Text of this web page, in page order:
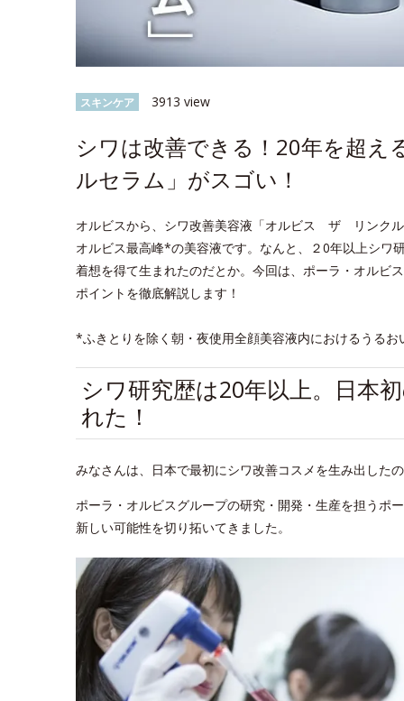
スキンケア 3913 view
シワは改善できる！20年を超
ルセラム」がスゴい！
オルビスから、シワ改善美容液「オルビス ザ リンク
オルビス最高峰*の美容液です。なんと、２0年以上シワ
着想を得て生まれたのだとか。今回は、ポーラ・オルビ
ポイントを徹底解説します！
*ふきとりを除く朝・夜使用全顔美容液内におけるうるお
シワ研究歴は20年以上。日本
れた！
みなさんは、日本で最初にシワ改善コスメを生み出した
ポーラ・オルビスグループの研究・開発・生産を担うポ
新しい可能性を切り拓いてきました。